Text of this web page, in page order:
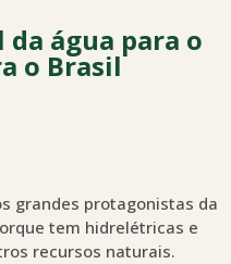
água para o
o Brasil
grandes protagonistas da
tem hidrelétricas e
recursos naturais.